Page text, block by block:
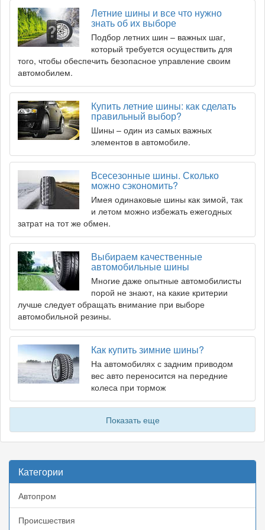
Летние шины и все что нужно
знать об их выборе
Подбор летних шин – важных шаг,
который требуется осуществить для
того, чтобы обеспечить безопасное управление своим
автомобилем.
Купить летние шины: как сделать
правильный выбор?
Шины – один из самых важных
элементов в автомобиле.
Всесезонные шины. Сколько
можно сэкономить?
Имея одинаковые шины как зимой, так
и летом можно избежать ежегодных
затрат на тот же обмен.
Выбираем качественные
автомобильные шины
Многие даже опытные автомобилисты
порой не знают, на какие критерии
лучше следует обращать внимание при выборе
автомобильной резины.
Как купить зимние шины?
На автомобилях с задним приводом
вес авто переносится на передние
колеса при тормож
Показать еще
Категории
Автопром
Происшествия